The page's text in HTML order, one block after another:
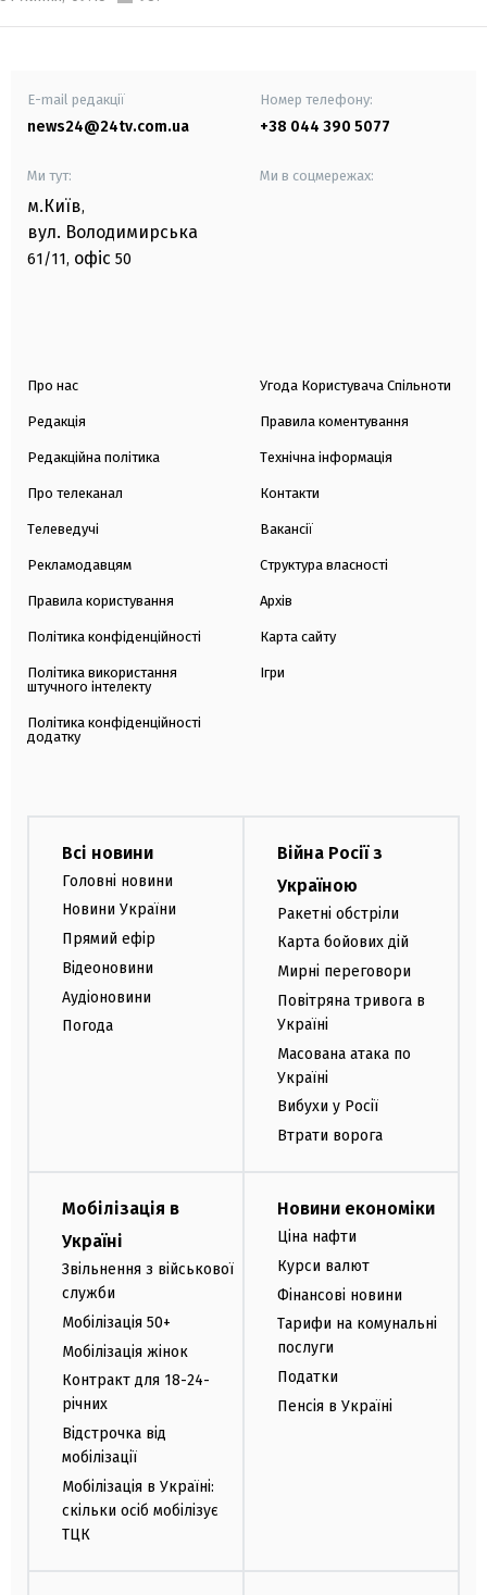
E-mail редакції
news24@24tv.com.ua
Номер телефону:
+38 044 390 5077
Ми тут:
м.Київ,
вул. Володимирська
61/11, офіс 50
Ми в соцмережах:
Про нас
Редакція
Редакційна політика
Про телеканал
Телеведучі
Рекламодавцям
Правила користування
Політика конфіденційності
Політика використання
штучного інтелекту
Політика конфіденційності
додатку
Угода Користувача Спільноти
Правила коментування
Технічна інформація
Контакти
Вакансії
Структура власності
Архів
Карта сайту
Ігри
Всі новини
Головні новини
Новини України
Прямий ефір
Відеоновини
Аудіоновини
Погода
Війна Росії з
Україною
Ракетні обстріли
Карта бойових дій
Мирні переговори
Повітряна тривога в
Україні
Масована атака по
Україні
Вибухи у Росії
Втрати ворога
Мобілізація в
Україні
Звільнення з військової
служби
Мобілізація 50+
Мобілізація жінок
Контракт для 18-24-
річних
Відстрочка від
мобілізації
Мобілізація в Україні:
скільки осіб мобілізує
ТЦК
Новини економіки
Ціна нафти
Курси валют
Фінансові новини
Тарифи на комунальні
послуги
Податки
Пенсія в Україні